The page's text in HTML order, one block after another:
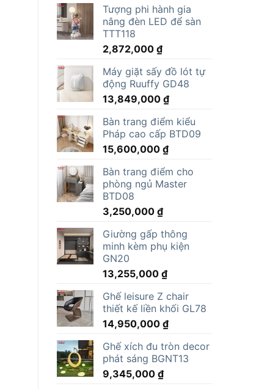
Tượng phi hành gia
nâng đèn LED để sàn
TTT118
2,872,000 ₫
Máy giặt sấy đồ lót tự
động Ruuffy GD48
13,849,000 ₫
Bàn trang điểm kiểu
Pháp cao cấp BTD09
15,600,000 ₫
Bàn trang điểm cho
phòng ngủ Master
BTD08
3,250,000 ₫
Giường gấp thông
minh kèm phụ kiện
GN20
13,255,000 ₫
Ghế leisure Z chair
thiết kế liền khối GL78
14,950,000 ₫
Ghế xích đu tròn decor
phát sáng BGNT13
9,345,000 ₫